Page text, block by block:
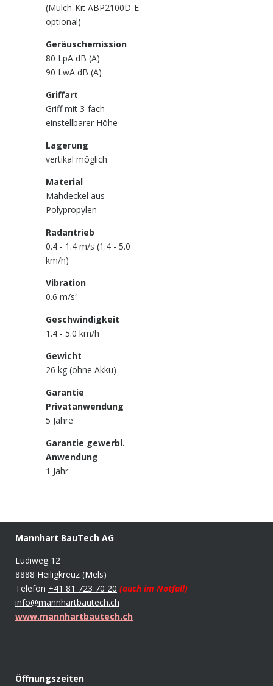
(Mulch-Kit ABP2100D-E
optional)
Geräuschemission
80 LpA dB (A)
90 LwA dB (A)
Griffart
Griff mit 3-fach
einstellbarer Höhe
Lagerung
vertikal möglich
Material
Mähdeckel aus
Polypropylen
Radantrieb
0.4 - 1.4 m/s (1.4 - 5.0
km/h)
Vibration
0.6 m/s²
Geschwindigkeit
1.4 - 5.0 km/h
Gewicht
26 kg (ohne Akku)
Garantie
Privatanwendung
5 Jahre
Garantie gewerbl.
Anwendung
1 Jahr
Mannhart BauTech AG
Ludiweg 12
8888 Heiligkreuz (Mels)
Telefon +41 81 723 70 20 (auch im Notfall)
info@mannhartbautech.ch
www.mannhartbautech.ch
Öffnungszeiten